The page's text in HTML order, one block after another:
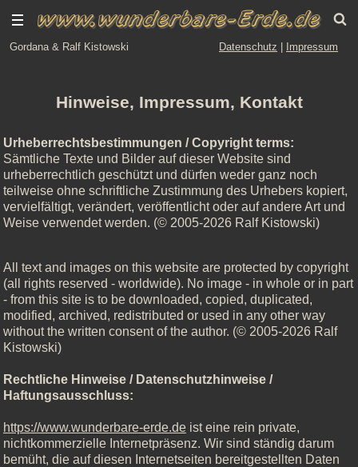
Gordana & Ralf Kistowski Datenschutz Impressum
Hinweise, Impressum, Kontakt
Urheberrechtsbestimmungen / Copyright terms:
Sämtliche Texte und Bilder auf dieser Website sind
urheberrechtlich geschützt und dürfen weder ganz noch
teilweise ohne schriftliche Zustimmung des Urhebers kopiert,
vervielfältigt, verändert, veröffentlicht oder auf andere Art und
Weise verwendet werden. (© 2005-2026 Ralf Kistowski)
All text and images on this website are protected by copyright
(all rights reserved - worldwide). No image - in whole or in part
- from this site is to be downloaded, copied, duplicated,
modified, archived, redistributed or used in any other way
without the written consent of the author. (© 2005-2026 Ralf
Kistowski)
Rechtliche Hinweise / Datenschutzhinweise /
Haftungsausschluss:
https://www.wunderbare-erde.de ist eine rein private,
nichtkommerzielle Internetpräsenz. Wir sind ständig darum
bemüht, die auf diesen Internetseiten bereitgestellten Daten